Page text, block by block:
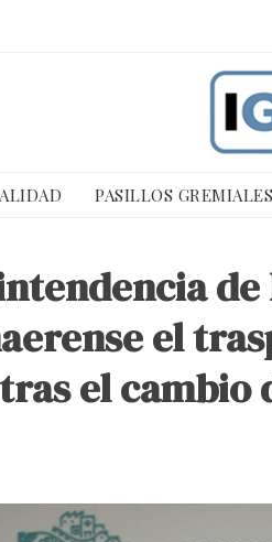
PASILLOS GREMIALES
el
tras el cambio